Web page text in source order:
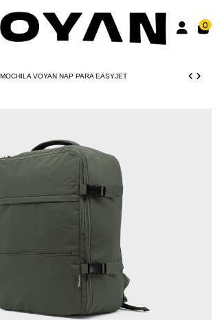
0
MOCHILA VOYAN NAP PARA EASYJET